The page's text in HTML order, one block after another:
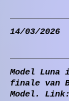
14/03/2026
Model Luna
finale van
Model.